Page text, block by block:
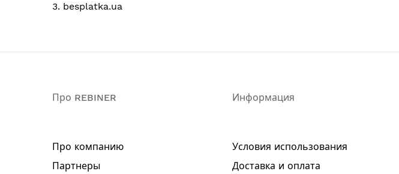
3. besplatka.ua
Про REBINER
Про компанию
Партнеры
Информация
Условия использования
Доставка и оплата